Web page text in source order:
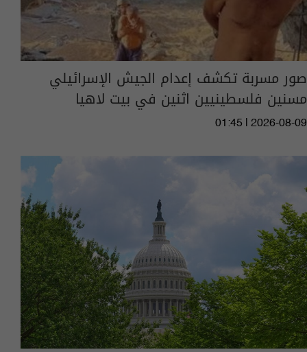
صور مسربة تكشف إعدام الجيش الإسرائيلي
مسنين فلسطينيين اثنين في بيت لاهيا
01:45 | 2026-08-09